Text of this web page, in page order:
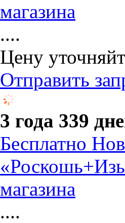
магазина
....
Цену
Отправить
3 года 339
Бесплатно
магазина
....